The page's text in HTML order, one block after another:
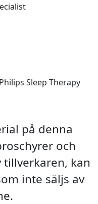
Sleep Therapy,
på denna
och
kan
inte säljs av